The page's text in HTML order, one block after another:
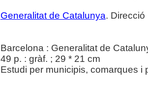
Generalitat de Catalunya.
Barcelona : Generalitat de
49 p. : gràf. ; 29 * 21 cm
Estudi per municipis, comarques i